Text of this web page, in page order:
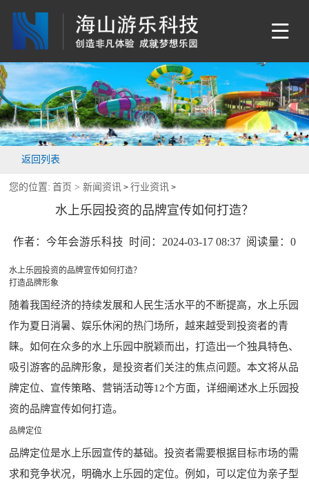
返回列表
您的位置: 首页 >新闻资讯 >行业资讯 >
水上乐园投资的品牌宣传如何打造？
作者：今年会游乐科技 时间：2024-03-17 08:37 阅读量： 0
水上乐园投资的品牌宣传如何打造？
打造品牌形象
随着我国经济的持续发展和人民生活水平的不断提高，水上乐园
作为夏日消暑、娱乐休闲的热门场所，越来越受到投资者的青
睐。如何在众多的水上乐园中脱颖而出，打造出一个独具特色、
吸引游客的品牌形象，是投资者们关注的焦点问题。本文将从品
牌定位、宣传策略、营销活动等12个方面，详细阐述水上乐园投
资的品牌宣传如何打造。
品牌定位
品牌定位是水上乐园宣传的基础。投资者需要根据目标市场的需
求和竞争状况，明确水上乐园的定位。例如，可以定位为亲子型